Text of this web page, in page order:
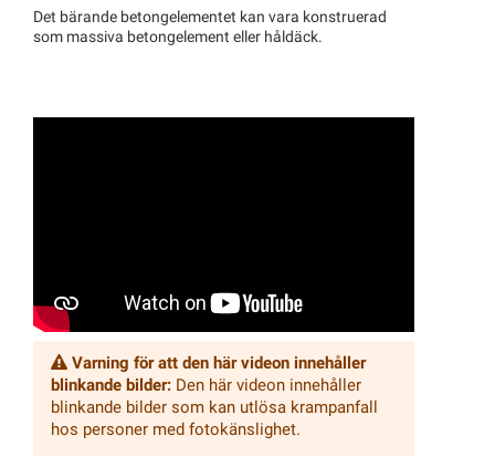
Det bärande betongelementet kan vara konstruerad
som massiva betongelement eller håldäck.
Varning för att den här videon innehåller
blinkande bilder: Den här videon innehåller
blinkande bilder som kan utlösa krampanfall
hos personer med fotokänslighet.